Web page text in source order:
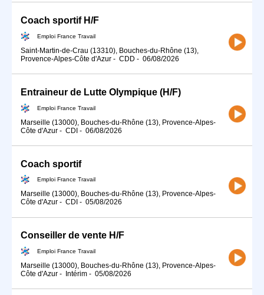
Coach sportif H/F
Emploi France Travail
Saint-Martin-de-Crau (13310), Bouches-du-Rhône (13),
Provence-Alpes-Côte d'Azur - CDD - 06/08/2026
Entraineur de Lutte Olympique (H/F)
Emploi France Travail
Marseille (13000), Bouches-du-Rhône (13), Provence-Alpes-
Côte d'Azur - CDI - 06/08/2026
Coach sportif
Emploi France Travail
Marseille (13000), Bouches-du-Rhône (13), Provence-Alpes-
Côte d'Azur - CDI - 05/08/2026
Conseiller de vente H/F
Emploi France Travail
Marseille (13000), Bouches-du-Rhône (13), Provence-Alpes-
Côte d'Azur - Intérim - 05/08/2026